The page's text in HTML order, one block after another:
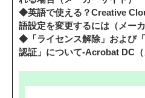
◆英語で使える？Creative
語設定を変更するには（メーカ
◆「ライセンス解除」および
認証」について-Acrobat DC（